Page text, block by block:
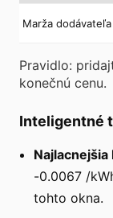
Marža dodávateľa
Pravidlo:
konečnú cenu.
Inteligentné
-0.0067 /
tohto okna.